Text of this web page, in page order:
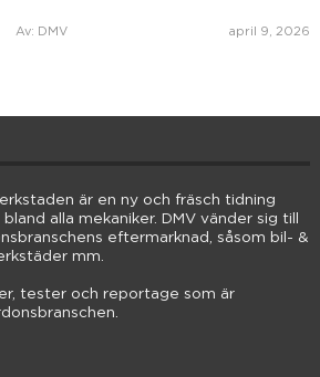
Av: DMV april 9, 2026
är en ny och fräsch tidning
alla mekaniker. DMV vänder sig till
eftermarknad, såsom bil- &
mm.
tester och reportage som är